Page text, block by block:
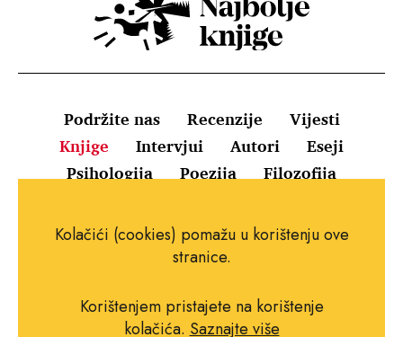
Podržite nas Recenzije
Vijesti
Knjige
Intervjui Autori
Eseji
Psihologija
Poezija Filozofija
Uvjeti korištenja
Pravila o kolačićima
Impressum
Kolačići (cookies) pomažu u korištenju ove
stranice.
Korištenjem pristajete na korištenje
kolačića. Saznajte više